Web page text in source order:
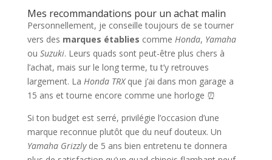
Mes recommandations pour un achat malin
Personnellement, je conseille toujours de se tourner
vers des marques établies comme Honda, Yamaha
ou Suzuki. Leurs quads sont peut-être plus chers à
l’achat, mais sur le long terme, tu t’y retrouves
largement. La Honda TRXque j’ai dans mon garage a
15 ans et tourne encore comme une horloge ⏰
Si ton budget est serré, privilégie l’occasion d’une
marque reconnue plutôt que du neuf douteux. Un
Yamaha Grizzlyde 5 ans bien entretenu te donnera